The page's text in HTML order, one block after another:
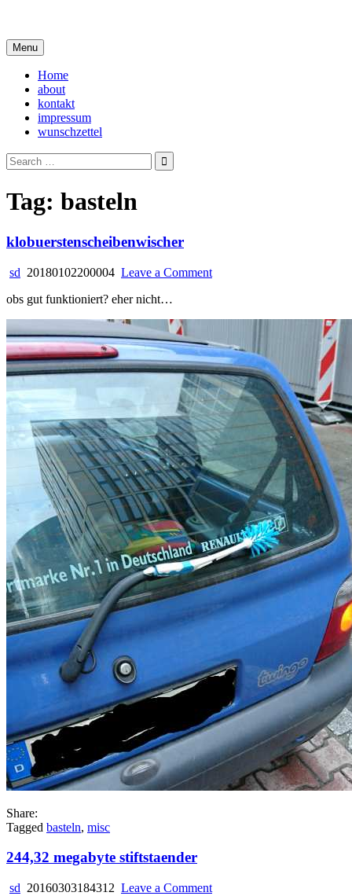
content
Menu
Home
about
kontakt
impressum
wunschzettel
Search
for:
Tag: basteln
klobuerstenscheibenwischer
sd 20180102200004 Leave a Commenton
obs gut funktioniert? eher nicht…
Share:
Tagged basteln, misc
244,32 megabyte stiftstaender
sd 20160303184312 Leave a Commenton